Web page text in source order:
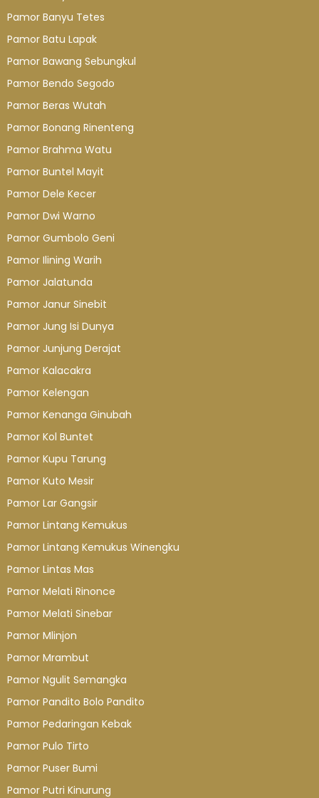
Pamor Banyu Tetes
Pamor Batu Lapak
Pamor Bawang Sebungkul
Pamor Bendo Segodo
Pamor Beras Wutah
Pamor Bonang Rinenteng
Pamor Brahma Watu
Pamor Buntel Mayit
Pamor Dele Kecer
Pamor Dwi Warno
Pamor Gumbolo Geni
Pamor Ilining Warih
Pamor Jalatunda
Pamor Janur Sinebit
Pamor Jung Isi Dunya
Pamor Junjung Derajat
Pamor Kalacakra
Pamor Kelengan
Pamor Kenanga Ginubah
Pamor Kol Buntet
Pamor Kupu Tarung
Pamor Kuto Mesir
Pamor Lar Gangsir
Pamor Lintang Kemukus
Pamor Lintang Kemukus Winengku
Pamor Lintas Mas
Pamor Melati Rinonce
Pamor Melati Sinebar
Pamor Mlinjon
Pamor Mrambut
Pamor Ngulit Semangka
Pamor Pandito Bolo Pandito
Pamor Pedaringan Kebak
Pamor Pulo Tirto
Pamor Puser Bumi
Pamor Putri Kinurung